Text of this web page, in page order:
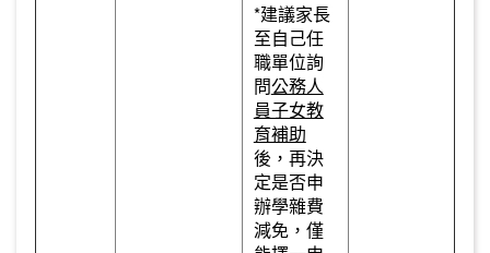
*建議家長
至自己任
職單位詢
問公務人
員子女教
育補助
後，再決
定是否申
辦學雜費
減免，僅